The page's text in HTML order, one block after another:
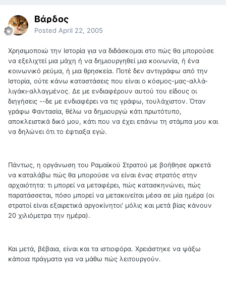
Βάρδος
Posted April 22, 2005
Χρησιμοποιώ την Ιστορία για να διδάσκομαι στο πώς θα μπορούσε
να εξελιχτεί μια μάχη ή να δημιουργηθεί μια κοινωνία, ή ένα
κοινωνικό ρεύμα, ή μια θρησκεία. Ποτέ δεν αντιγράφω από την
Ιστορία, ούτε κάνω καταστάσεις που είναι ο κόσμος-μας-αλλά-
λιγάκι-αλλαγμένος. Δε με ενδιαφέρουν αυτού του είδους οι
διηγήσεις --δε με ενδιαφέρει να τις γράφω, τουλάχιστον. Όταν
γράφω Φαντασία, θέλω να δημιουργώ κάτι πρωτότυπο,
αποκλειστικά δικό μου, κάτι που να έχει επάνω τη στάμπα μου και
να δηλώνει ότι το έφτιαξα εγώ.
Πάντως, η οργάνωση του Ραμαϊκού Στρατού με βοήθησε αρκετά
να καταλάβω πώς θα μπορούσε να είναι ένας στρατός στην
αρχαιότητα: τι μπορεί να μεταφέρει, πώς κατασκηνώνει, πώς
παρατάσσεται, πόσο μπορεί να μετακινείται μέσα σε μία ημέρα (οι
στρατοί είναι εξαιρετικά αργοκίνητοι' μόλις και μετά βίας κάνουν
20 χιλιόμετρα την ημέρα).
Και μετά, βέβαια, είναι και τα ιστιοφόρα. Χρειάστηκε να ψάξω
κάποια πράγματα για να μάθω πώς λειτουργούν.